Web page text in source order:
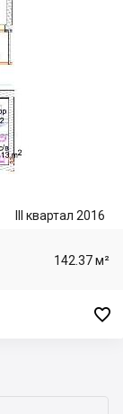
III квартал 2016
142.37 м²
